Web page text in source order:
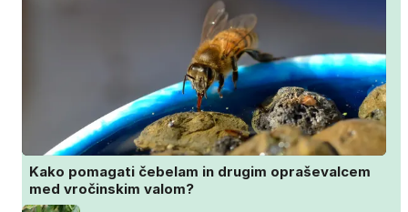
Kako pomagati čebelam in drugim opraševalcem
med vročinskim valom?